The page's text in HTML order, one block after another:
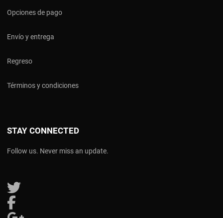
Opciones de pago
Envío y entrega
Regreso
Términos y condiciones
STAY CONNECTED
Follow us. Never miss an update.
Follow us on Twitter